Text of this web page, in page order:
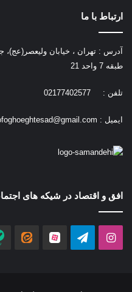
ارتباط با ما
طبقه 7 واحد 21
تلفن : 02177402577
ایمیل :
افق و اقتصاد در شیکه های
اینستاگرامتلگرام آپارات ایتا